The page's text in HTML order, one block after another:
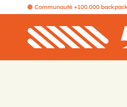
🟠 Communauté +100.000